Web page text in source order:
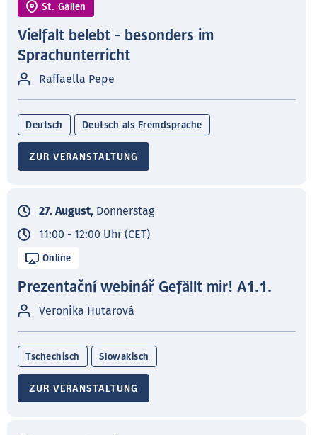
St. Gallen
Vielfalt belebt - besonders im
Sprachunterricht
Raffaella Pepe
Deutsch Deutsch als Fremdsprache
ZUR VERANSTALTUNG
27. August, Donnerstag
11:00 - 12:00 Uhr (CET)
Online
Prezentační webinář Gefällt mir! A1.1.
Veronika Hutarová
Tschechisch Slowakisch
ZUR VERANSTALTUNG